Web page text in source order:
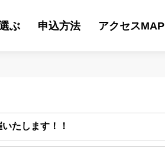
ぶ 申込方法 アクセスMAP
たします！！